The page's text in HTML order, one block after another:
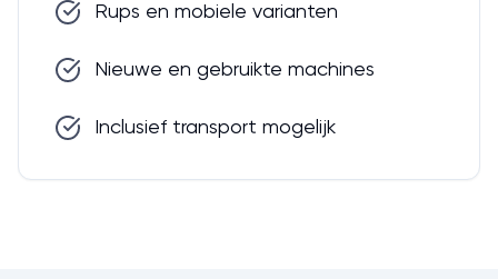
Rups en mobiele varianten
Nieuwe en gebruikte machines
Inclusief transport mogelijk